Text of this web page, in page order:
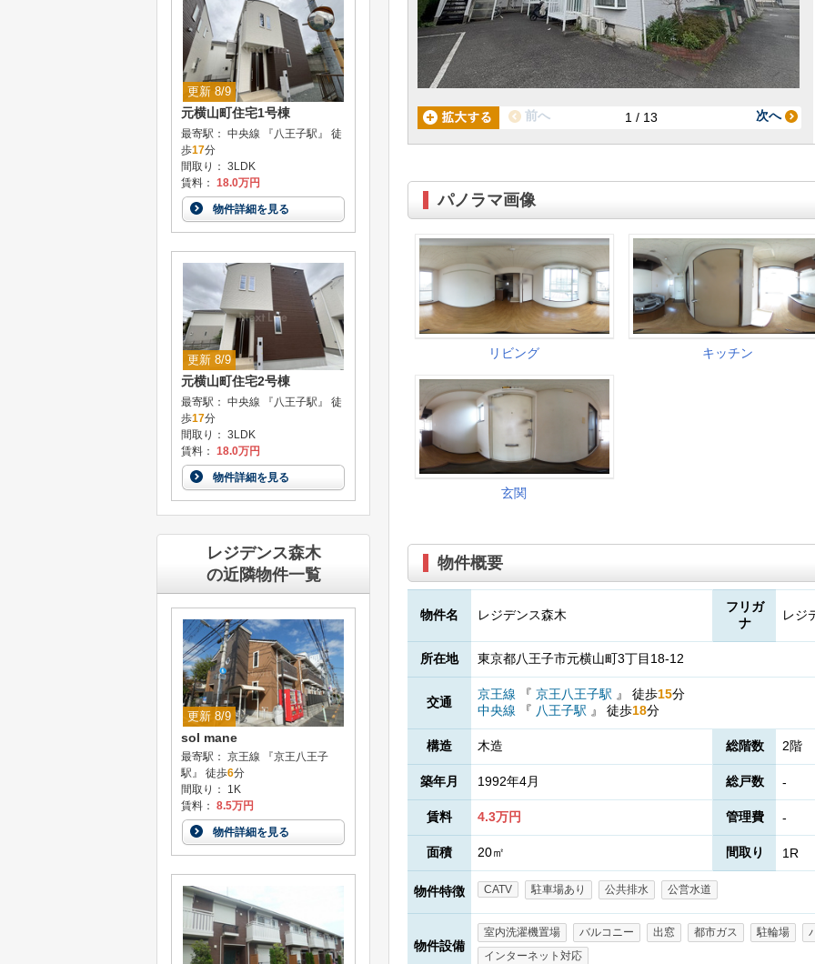
1 / 13
前へ 次へ
パノラマ画像
物件概要
物件名 レジデンス森木
フリガ
ナ
レジ
所在地 東京都八王子市元横山町3丁目18-12
交通
京王線 『 京王八王子駅 』 徒歩15分
中央線
『 八王子駅 』 徒歩18分
構造 木造 総階数 2階
築年月 1992年4月 総戸数 -
賃料 4.3万円 管理費 -
面積 20㎡ 間取り 1R
物件特徴 CATV 駐車場あり 公共排水 公営水道
物件設備
室内洗濯機置場 バルコニー 出窓 都市ガス 駐輪場
インターネット対応
更新 8/9
元横山町住宅1号棟
最寄駅： 中央線 『八王子駅』 徒
歩17分
間取り： 3LDK
賃料： 18.0万円
物件詳細を見る
更新 8/9
元横山町住宅2号棟
最寄駅： 中央線 『八王子駅』 徒
歩17分
間取り： 3LDK
賃料： 18.0万円
物件詳細を見る
レジデンス森木
の近隣物件一覧
更新 8/9
sol mane
最寄駅： 京王線 『京王八王子
駅』 徒歩6分
間取り： 1K
賃料： 8.5万円
物件詳細を見る